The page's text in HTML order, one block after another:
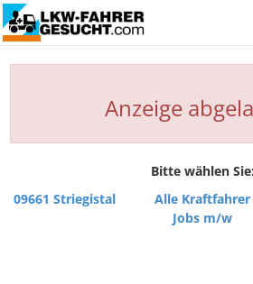
Anzeige
Bitte wählen Sie:
09661 Striegistal
Alle Kraftfahrer
Jobs m/w